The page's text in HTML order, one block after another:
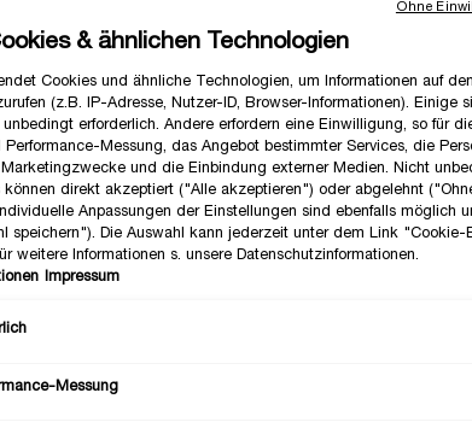
& ähnlichen Technologien
Cookies und ähnliche Technologien, um Informationen auf
(z.B. IP-Adresse, Nutzer-ID, Browser-Informationen). Einige
unbedingt erforderlich. Andere erfordern eine Einwilligung, so für
Performance-Messung, das Angebot bestimmter Services, die
und die Einbindung externer Medien. Nicht
können direkt akzeptiert ("Alle akzeptieren") oder abgelehnt
Anpassungen der Einstellungen sind ebenfalls möglich
speichern"). Die Auswahl kann jederzeit unter dem Link "Cookie-
weitere Informationen s. unsere Datenschutzinformationen.
Impressum
Messung
Ohne